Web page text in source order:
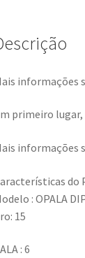
informações
primeiro lugar,
informações
do
: OPALA
15
: 6